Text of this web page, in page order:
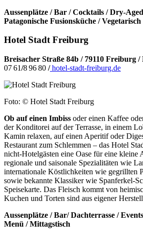
Aussenplätze / Bar / Cocktails / Dry-
Patagonische Fusionsküche / Vegetarisch
Hotel Stadt Freiburg
Breisacher Straße 84b /79110 Freiburg /
07 61/8 96 80 /hotel-stadt-freiburg.de
Foto: © Hotel Stadt Freiburg
Ob auf einen Imbiss oder einen Kaffee
der Konditorei auf der Terrasse, in einem
Kamin relaxen, auf einen Aperitif oder
Restaurant zum Schlemmen – das Hotel
nicht-Hotelgästen eine Oase für eine kleine
regionale und saisonale Spezialitäten wie
internationale Köstlichkeiten wie gegrillten
sowie bekannte Klassiker wie Spanferkel-
Speisekarte. Das Fleisch kommt von
Kuchen und Torten sind aus eigener
Aussenplätze / Bar/ Dachterrasse /
Menü / Mittagstisch